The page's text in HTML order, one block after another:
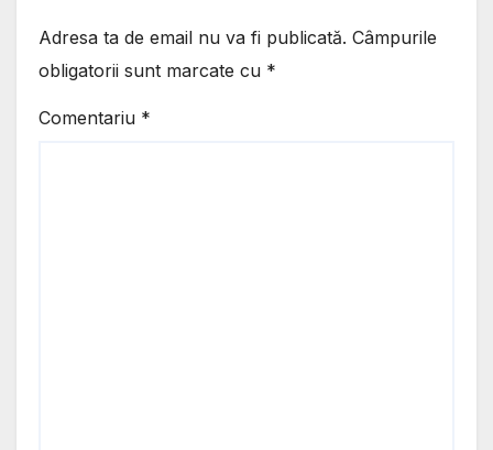
Adresa ta de email nu va fi publicată. Câmpurile
obligatorii sunt marcate cu *
Comentariu *